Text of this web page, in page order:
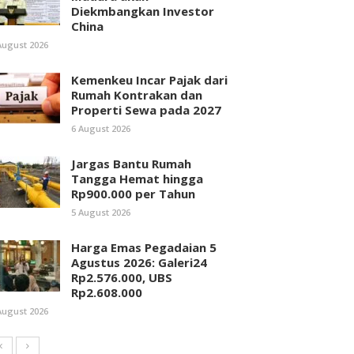
Diekmbangkan Investor
China
2026
Kemenkeu Incar Pajak dari
Rumah Kontrakan dan
Properti Sewa pada 2027
6 August 2026
Jargas Bantu Rumah
Tangga Hemat hingga
Rp900.000 per Tahun
5 August 2026
Harga Emas Pegadaian 5
Agustus 2026: Galeri24
Rp2.576.000, UBS
Rp2.608.000
2026